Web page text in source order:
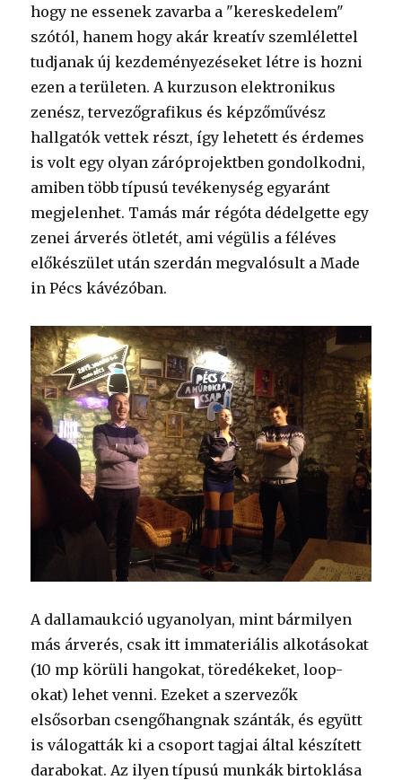
hogy ne essenek zavarba a "kereskedelem"
szótól, hanem hogy akár kreatív szemlélettel
tudjanak új kezdeményezéseket létre is hozni
ezen a területen. A kurzuson elektronikus
zenész, tervezőgrafikus és képzőművész
hallgatók vettek részt, így lehetett és érdemes
is volt egy olyan záróprojektben gondolkodni,
amiben több típusú tevékenység egyaránt
megjelenhet. Tamás már régóta dédelgette egy
zenei árverés ötletét, ami végülis a féléves
előkészület után szerdán megvalósult a Made
in Pécs kávézóban.
A dallamaukció ugyanolyan, mint bármilyen
más árverés, csak itt immateriális alkotásokat
(10 mp körüli hangokat, töredékeket, loop-
okat) lehet venni. Ezeket a szervezők
elsősorban csengőhangnak szánták, és együtt
is válogatták ki a csoport tagjai által készített
darabokat. Az ilyen típusú munkák birtoklása